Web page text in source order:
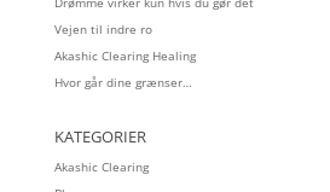
Vejen til indre ro
Akashic Clearing Healing
Hvor går dine grænser…
KATEGORIER
Akashic Clearing